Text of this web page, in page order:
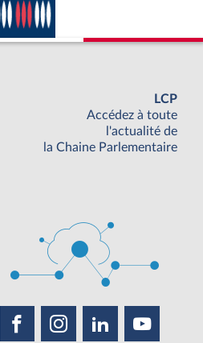
LCP
Accédez à toute
l'actualité de
la Chaine Parlementaire